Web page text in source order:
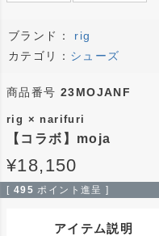
ブランド：
rig
カテゴリ： シューズ
商品番号 23MOJANF
rig × narifuri
【コラボ】moja
¥18,150
[ 495 ポイント進呈 ]
アイテム説明